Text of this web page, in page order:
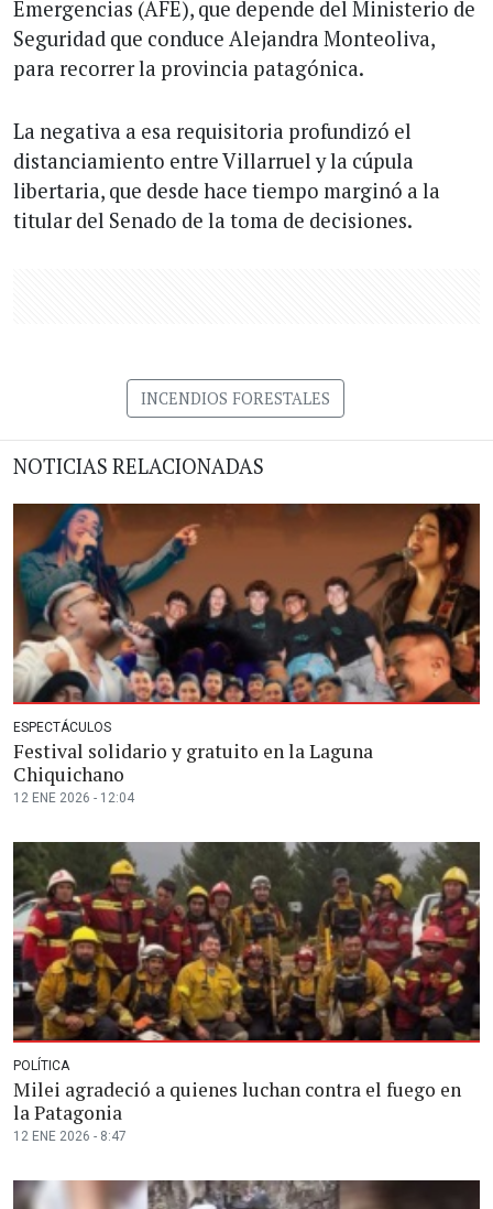
Emergencias (AFE), que depende del Ministerio de
Seguridad que conduce Alejandra Monteoliva,
para recorrer la provincia patagónica.
La negativa a esa requisitoria profundizó el
distanciamiento entre Villarruel y la cúpula
libertaria, que desde hace tiempo marginó a la
titular del Senado de la toma de decisiones.
INCENDIOS FORESTALES
NOTICIAS RELACIONADAS
ESPECTÁCULOS
Festival solidario y gratuito en la Laguna
Chiquichano
12 ENE 2026 - 12:04
POLÍTICA
Milei agradeció a quienes luchan contra el fuego en
la Patagonia
12 ENE 2026 - 8:47